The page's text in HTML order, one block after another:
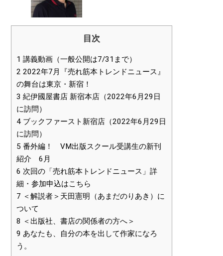
目次
1 講義動画（一般公開は7/31まで）
2 2022年7月『売れ筋本トレンドニュース』
の舞台は東京・新宿！
3 紀伊國屋書店 新宿本店（2022年6月29日
に訪問）
4 ブックファースト新宿店（2022年6月29日
に訪問）
5 番外編！ VM出版スクール受講生の新刊
紹介 6月
6 次回の「売れ筋本トレンドニュース」詳
細・参加申込はこちら
7 ＜解説者＞天田憲明（あまだのりあき）に
ついて
8 ＜出版社、書店の関係者の方へ＞
9 あなたも、自分の本を出して作家になろ
う。